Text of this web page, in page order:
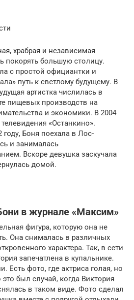
храбрая и независимая
покорять большую столицу.
с простой официантки и
путь к светлому будущему. В
артистка числилась в
пищевых производств на
и экономики. В 2004
«Останкино».
году, Боня поехала в Лос-
и занималась
Вскоре девушка заскучала
домой.
в журнале «Максим»
фигура, которую она не
Она снималась в различных
характера. Так, в сети
запечатлена в купальнике.
Есть фото, где актриса голая, но
был случай, когда Виктория
в таком виде. Фото сделал